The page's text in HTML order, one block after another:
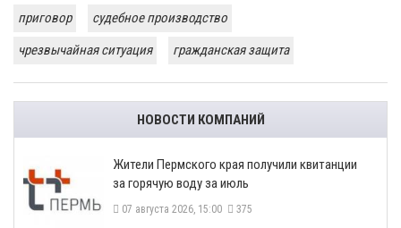
приговор
судебное производство
чрезвычайная ситуация
гражданская защита
НОВОСТИ КОМПАНИЙ
​Жители Пермского края получили квитанции
за горячую воду за июль
07 августа 2026, 15:00 375